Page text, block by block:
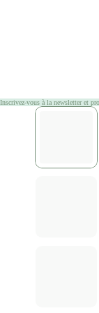
Inscrivez-vous à la newsletter et